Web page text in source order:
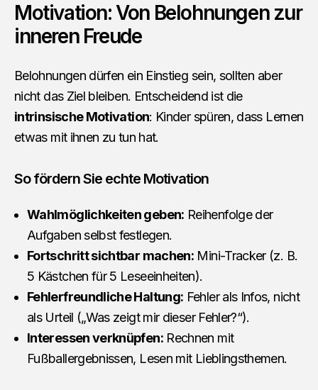
Motivation: Von Belohnungen zur
inneren Freude
Belohnungen dürfen ein Einstieg sein, sollten aber
nicht das Ziel bleiben. Entscheidend ist die
intrinsische Motivation: Kinder spüren, dass Lernen
etwas mit ihnen zu tun hat.
So fördern Sie echte Motivation
Wahlmöglichkeiten geben: Reihenfolge der
Aufgaben selbst festlegen.
Fortschritt sichtbar machen: Mini-Tracker (z. B.
5 Kästchen für 5 Leseeinheiten).
Fehlerfreundliche Haltung: Fehler als Infos, nicht
als Urteil („Was zeigt mir dieser Fehler?“).
Interessen verknüpfen:Rechnen mit
Fußballergebnissen, Lesen mit Lieblingsthemen.